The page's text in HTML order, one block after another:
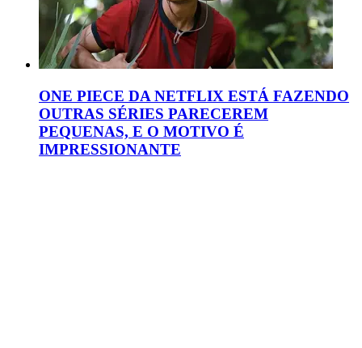
ONE PIECE DA NETFLIX ESTÁ FAZENDO
OUTRAS SÉRIES PARECEREM
PEQUENAS, E O MOTIVO É
IMPRESSIONANTE